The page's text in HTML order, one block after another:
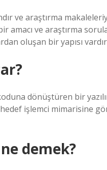
ve araştırma
amacı ve araştırma
oluşan bir yapısı
dönüştüren bir
işlemci mimarisine
demek?